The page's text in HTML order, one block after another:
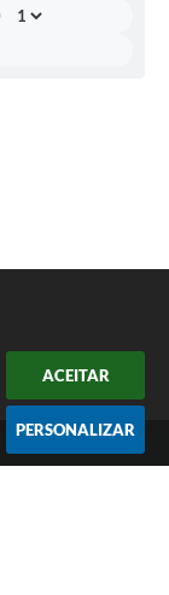
ACEITAR
PERSONALIZAR